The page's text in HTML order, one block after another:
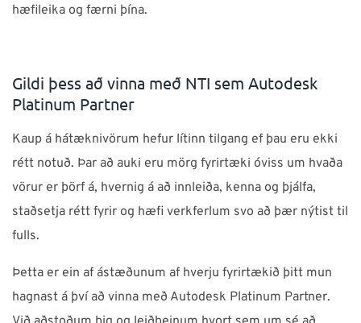
hæfileika og færni þína.
Gildi þess að vinna með NTI sem Autodesk
Platinum Partner
Kaup á hátæknivörum hefur lítinn tilgang ef þau eru ekki
rétt notuð. Þar að auki eru mörg fyrirtæki óviss um hvaða
vörur er þörf á, hvernig á að innleiða, kenna og þjálfa,
staðsetja rétt fyrir og hæfi verkferlum svo að þær nýtist til
fulls.
Þetta er ein af ástæðunum af hverju fyrirtækið þitt mun
hagnast á því að vinna með Autodesk Platinum Partner.